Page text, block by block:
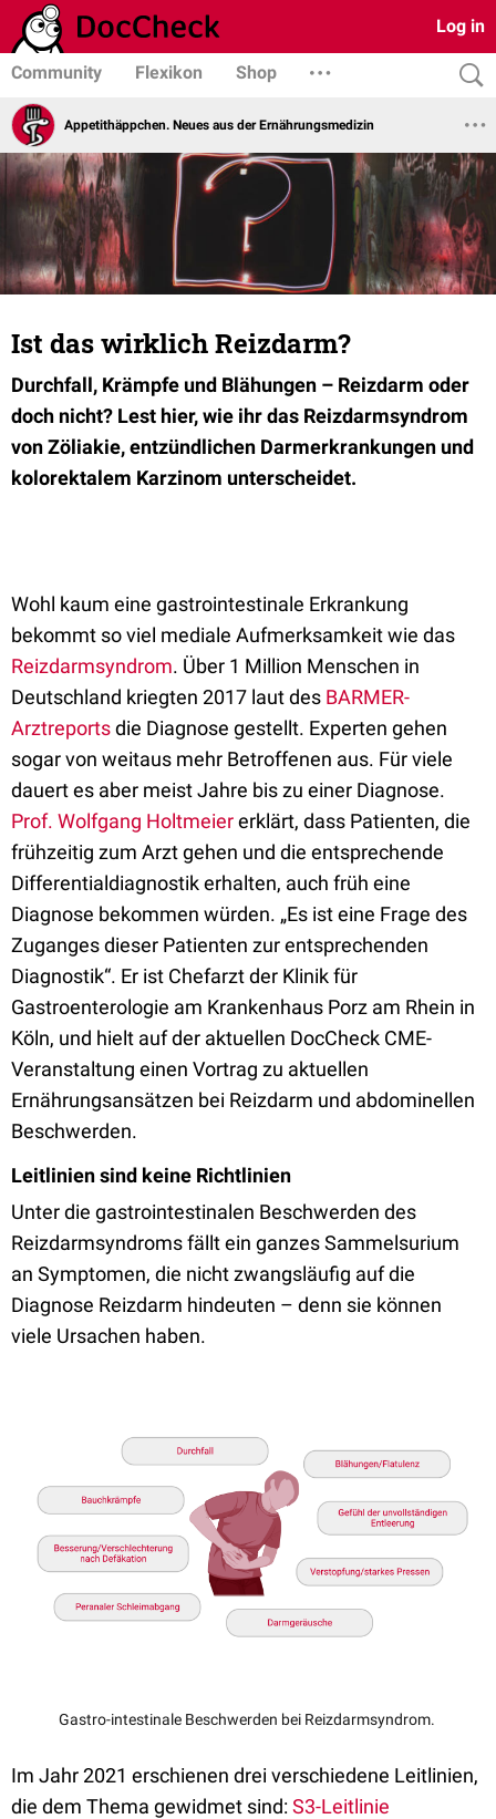
Log in
Community Flexikon Shop
Appetithäppchen. Neues aus der Ernährungsmedizin
Ist das wirklich Reizdarm?
Durchfall, Krämpfe und Blähungen – Reizdarm oder
doch nicht? Lest hier, wie ihr das Reizdarmsyndrom
von Zöliakie, entzündlichen Darmerkrankungen und
kolorektalem Karzinom unterscheidet.
Wohl kaum eine gastrointestinale Erkrankung
bekommt so viel mediale Aufmerksamkeit wie das
Reizdarmsyndrom. Über 1 Million Menschen in
Deutschland kriegten 2017 laut des BARMER-
Arztreportsdie Diagnose gestellt. Experten gehen
sogar von weitaus mehr Betroffenen aus. Für viele
dauert es aber meist Jahre bis zu einer Diagnose.
Prof. Wolfgang Holtmeiererklärt, dass Patienten, die
frühzeitig zum Arzt gehen und die entsprechende
Differentialdiagnostik erhalten, auch früh eine
Diagnose bekommen würden. „Es ist eine Frage des
Zuganges dieser Patienten zur entsprechenden
Diagnostik“. Er ist Chefarzt der Klinik für
Gastroenterologie am Krankenhaus Porz am Rhein in
Köln, und hielt auf der aktuellen DocCheck CME-
Veranstaltung einen Vortrag zu aktuellen
Ernährungsansätzen bei Reizdarm und abdominellen
Beschwerden.
Leitlinien sind keine Richtlinien
Unter die gastrointestinalen Beschwerden des
Reizdarmsyndroms fällt ein ganzes Sammelsurium
an Symptomen, die nicht zwangsläufig auf die
Diagnose Reizdarm hindeuten – denn sie können
viele Ursachen haben.
Gastro-intestinale Beschwerden bei Reizdarmsyndrom.
Im Jahr 2021 erschienen drei verschiedene Leitlinien,
die dem Thema gewidmet sind:S3-Leitlinie